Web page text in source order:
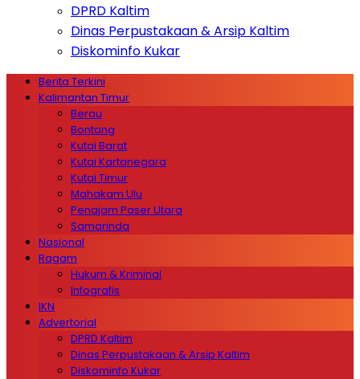
DPRD Kaltim
Dinas Perpustakaan & Arsip Kaltim
Diskominfo Kukar
Berita Terkini
Kalimantan Timur
Berau
Bontang
Kutai Barat
Kutai Kartanegara
Kutai Timur
Mahakam Ulu
Penajam Paser Utara
Samarinda
Nasional
Ragam
Hukum & Kriminal
Infografis
IKN
Advertorial
DPRD Kaltim
Dinas Perpustakaan & Arsip Kaltim
Diskominfo Kukar